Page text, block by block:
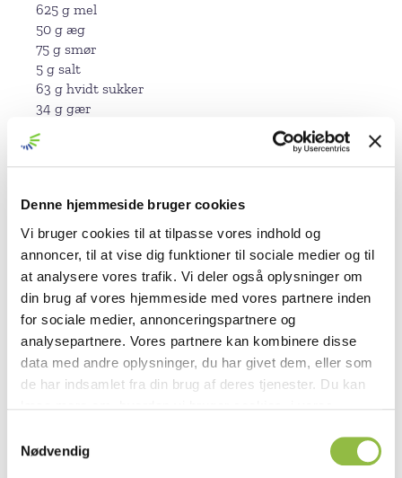
Denne hjemmeside bruger cookies
Vi bruger cookies til at tilpasse vores indhold og
annoncer, til at vise dig funktioner til sociale medier og til
at analysere vores trafik. Vi deler også oplysninger om
din brug af vores hjemmeside med vores partnere inden
for sociale medier, annonceringspartnere og
analysepartnere. Vores partnere kan kombinere disse
data med andre oplysninger, du har givet dem, eller som
de har indsamlet fra din brug af deres tjenester. Du kan
samtykke tilbage og administrere dine cookie-valg på
Nødvendig
625 g mel
50 g æg
75 g smør
5 g salt
63 g hvidt sukker
34 g gær
Remonce med kanel
100 g marcipan
100 g smør
12 g kanel
½ appelsin saft
Lidt appelsin skal
40 g mel
Remonce med solbær
100 g marcipan
60 g hvidt sukker
100 g smør
tilsættes. Så tilsættes solbærpureen og til sidst mel.